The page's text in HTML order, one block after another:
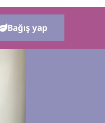
Bağış yap